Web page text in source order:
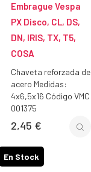
Embrague Vespa
PX Disco, CL, DS,
DN, IRIS, TX, T5,
COSA
Chaveta reforzada de
acero Medidas:
4x6,5x16 Código VMC
001375
Precio
2,45 €
En Stock